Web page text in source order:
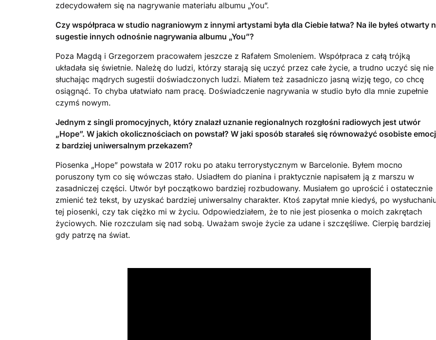
zdecydowałem się na nagrywanie materiału albumu „You”.
Czy współpraca w studio nagraniowym z innymi artystami była dla Ciebie łatwa? Na ile byłeś otwarty
sugestie innych odnośnie nagrywania albumu „You”?
Poza Magdą i Grzegorzem pracowałem jeszcze z Rafałem Smoleniem. Współpraca z całą trójką
układała się świetnie. Należę do ludzi, którzy starają się uczyć przez całe życie, a trudno uczyć się nie
słuchając mądrych sugestii doświadczonych ludzi. Miałem też zasadniczo jasną wizję tego, co chcę
osiągnąć. To chyba ułatwiało nam pracę. Doświadczenie nagrywania w studio było dla mnie zupełnie
czymś nowym.
Jednym z singli promocyjnych, który znalazł uznanie regionalnych rozgłośni radiowych jest utwór
„Hope”. W jakich okolicznościach on powstał? W jaki sposób starałeś się równoważyć osobiste
z bardziej uniwersalnym przekazem?
Piosenka „Hope” powstała w 2017 roku po ataku terrorystycznym w Barcelonie. Byłem mocno
poruszony tym co się wówczas stało. Usiadłem do pianina i praktycznie napisałem ją z marszu w
zasadniczej części. Utwór był początkowo bardziej rozbudowany. Musiałem go uprościć i ostatecznie
zmienić też tekst, by uzyskać bardziej uniwersalny charakter. Ktoś zapytał mnie kiedyś, po
tej piosenki, czy tak ciężko mi w życiu. Odpowiedziałem, że to nie jest piosenka o moich zakrętach
życiowych. Nie rozczulam się nad sobą. Uważam swoje życie za udane i szczęśliwe. Cierpię bardziej
gdy patrzę na świat.